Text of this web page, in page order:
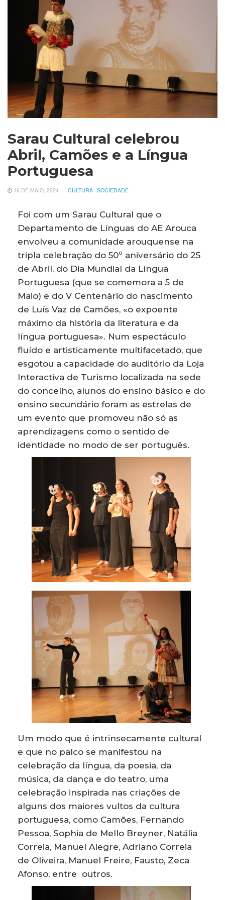
Sarau Cultural celebrou
Abril, Camões e a Língua
Portuguesa
16 DE MAIO, 2024 CULTURA SOCIEDADE
Foi com um Sarau Cultural que o
Departamento de Línguas do AE Arouca
envolveu a comunidade arouquense na
tripla celebração do 50º aniversário do 25
de Abril, do Dia Mundial da Língua
Portuguesa (que se comemora a 5 de
Maio) e do V Centenário do nascimento
de Luís Vaz de Camões, «o expoente
máximo da história da literatura e da
língua portuguesa». Num espectáculo
fluído e artisticamente multifacetado, que
esgotou a capacidade do auditório da Loja
Interactiva de Turismo localizada na sede
do concelho, alunos do ensino básico e do
ensino secundário foram as estrelas de
um evento que promoveu não só as
aprendizagens como o sentido de
identidade no modo de ser português.
Um modo que é intrinsecamente cultural
e que no palco se manifestou na
celebração da língua, da poesia, da
música, da dança e do teatro, uma
celebração inspirada nas criações de
alguns dos maiores vultos da cultura
portuguesa, como Camões, Fernando
Pessoa, Sophia de Mello Breyner, Natália
Correia, Manuel Alegre, Adriano Correia
de Oliveira, Manuel Freire, Fausto, Zeca
Afonso, entre outros.